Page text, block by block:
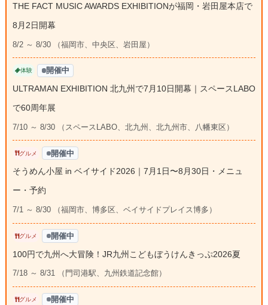
THE FACT MUSIC AWARDS EXHIBITIONが福岡・岩田屋本店で
8月2日開幕
8/2 ～ 8/30 （福岡市、中央区、岩田屋）
体験 開催中
ULTRAMAN EXHIBITION 北九州で7月10日開幕｜スペースLABO
で60周年展
7/10 ～ 8/30 （スペースLABO、北九州、北九州市、八幡東区）
グルメ 開催中
そうめん小屋 in ベイサイド2026｜7月1日〜8月30日・メニュ
ー・予約
7/1 ～ 8/30 （福岡市、博多区、ベイサイドプレイス博多）
グルメ 開催中
100円で九州へ大冒険！JR九州こどもぼうけんきっぷ2026夏
7/18 ～ 8/31 （門司港駅、九州鉄道記念館）
グルメ 開催中